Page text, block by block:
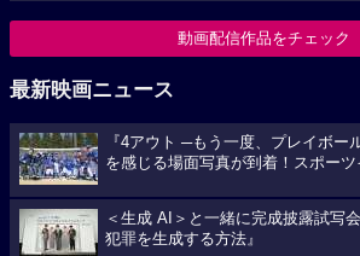
動画配信作品をチェック
最新映画ニュース
『4アウト ─もう一度、プレイボー
を感じる場面写真が到着！スポーツ
＜生成 AI＞と一緒に完成披露試写
犯罪を生成する方法』